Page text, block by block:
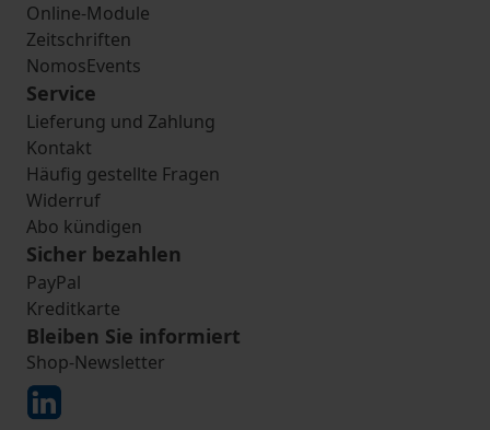
Online-Module
Zeitschriften
NomosEvents
Service
Lieferung und Zahlung
Kontakt
Häufig gestellte Fragen
Widerruf
Abo kündigen
Sicher bezahlen
PayPal
Kreditkarte
Bleiben Sie informiert
Shop-Newsletter